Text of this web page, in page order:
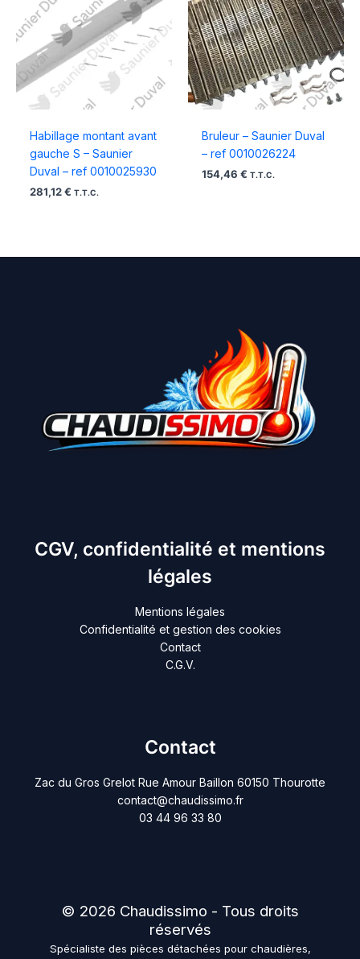
Habillage montant avant
gauche S – Saunier
Duval – ref 0010025930
281,12 € T.T.C.
Bruleur – Saunier Duval
– ref 0010026224
154,46 € T.T.C.
CGV, confidentialité et mentions
légales
Mentions légales
Confidentialité et gestion des cookies
Contact
C.G.V.
Contact
Zac du Gros Grelot Rue Amour Baillon 60150 Thourotte
contact@chaudissimo.fr
03 44 96 33 80
© 2026 Chaudissimo - Tous droits
réservés
Spécialiste des pièces détachées pour chaudières,